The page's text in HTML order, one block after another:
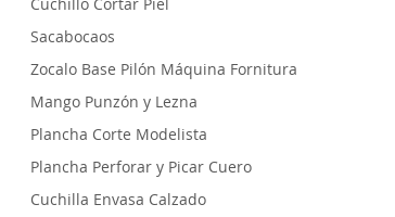
Sacabocaos
Zocalo Base Pilón Máquina Fornitura
Mango Punzón y Lezna
Plancha Corte Modelista
Plancha Perforar y Picar Cuero
Cuchilla Envasa Calzado